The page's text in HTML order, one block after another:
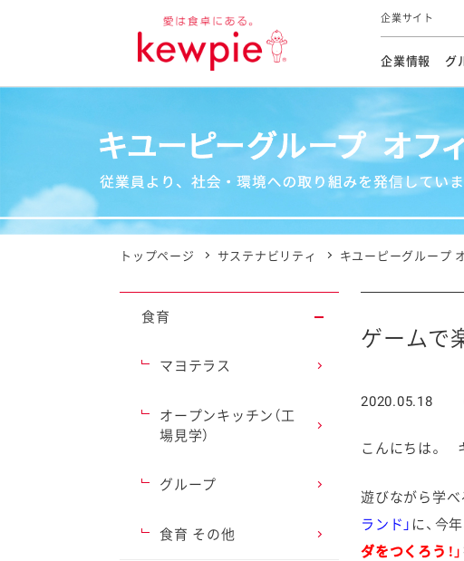
企業サイト
企業情報
トップメッセージ
グ
市販用
ファインケミカル
食育活動方針
食をテーマにした講
海外における食育活
トップメッセージ
気候変動への対応
持続可能な調達
イニシアチブ・
本部長メッセージ
技術ソリューシ
個人投資家の
IRライブラリ
IRよくあるご
ファインケミカル
ゲームで
2020.05.18
こんにちは。
遊びながら学
ランド」 に、今
ダをつくろう！」
食育
マヨテラス
オープンキッチン（工
場見学）
グループ
食育 その他
トップページ サステナビリティ キユーピーグループ